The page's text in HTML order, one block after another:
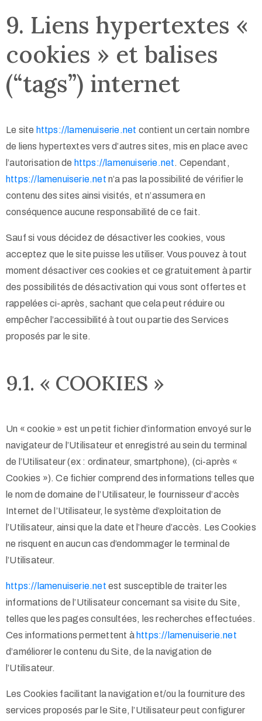
9. Liens hypertextes «
cookies » et balises
(“tags”) internet
Le site https://lamenuiserie.net contient un certain nombre
de liens hypertextes vers d’autres sites, mis en place avec
l’autorisation de https://lamenuiserie.net. Cependant,
https://lamenuiserie.net n’a pas la possibilité de vérifier le
contenu des sites ainsi visités, et n’assumera en
conséquence aucune responsabilité de ce fait.
Sauf si vous décidez de désactiver les cookies, vous
acceptez que le site puisse les utiliser. Vous pouvez à tout
moment désactiver ces cookies et ce gratuitement à partir
des possibilités de désactivation qui vous sont offertes et
rappelées ci-après, sachant que cela peut réduire ou
empêcher l’accessibilité à tout ou partie des Services
proposés par le site.
9.1. « COOKIES »
Un « cookie » est un petit fichier d’information envoyé sur le
navigateur de l’Utilisateur et enregistré au sein du terminal
de l’Utilisateur (ex : ordinateur, smartphone), (ci-après «
Cookies »). Ce fichier comprend des informations telles que
le nom de domaine de l’Utilisateur, le fournisseur d’accès
Internet de l’Utilisateur, le système d’exploitation de
l’Utilisateur, ainsi que la date et l’heure d’accès. Les Cookies
ne risquent en aucun cas d’endommager le terminal de
l’Utilisateur.
https://lamenuiserie.net est susceptible de traiter les
informations de l’Utilisateur concernant sa visite du Site,
telles que les pages consultées, les recherches effectuées.
Ces informations permettent à https://lamenuiserie.net
d’améliorer le contenu du Site, de la navigation de
l’Utilisateur.
Les Cookies facilitant la navigation et/ou la fourniture des
services proposés par le Site, l’Utilisateur peut configurer